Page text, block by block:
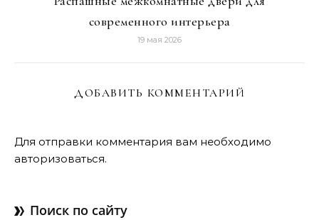
современного интерьера
19 мая 2026
ДОБАВИТЬ КОММЕНТАРИЙ
Для отправки комментария вам необходимо
авторизоваться.
Поиск по сайту